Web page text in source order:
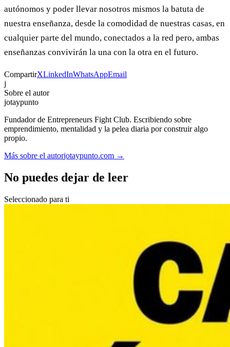
autónomos y poder llevar nosotros mismos la batuta de
nuestra enseñanza, desde la comodidad de nuestras casas, en
cualquier parte del mundo, conectados a la red pero, ambas
enseñanzas convivirán la una con la otra en el futuro.
CompartirXLinkedInWhatsAppEmail
j
Sobre el autor
jotaypunto
Fundador de Entrepreneurs Fight Club. Escribiendo sobre
emprendimiento, mentalidad y la pelea diaria por construir algo
propio.
Más sobre el autorjotaypunto.com →
No puedes dejar de leer
Seleccionado para ti